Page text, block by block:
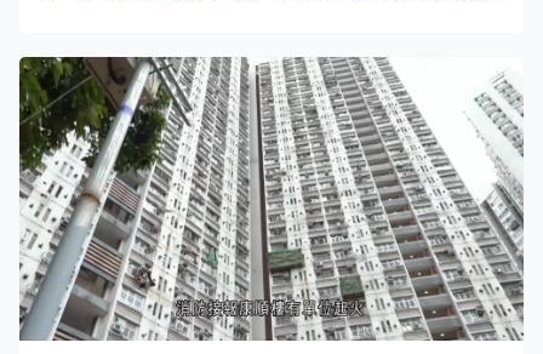
被下令停業。但多地類似的高空項目仍有繼續營運，在河
南洛陽的白雲山景區，有工作人員一直慫恿遊客「勇敢」
嘗試。景區工作人員：「我今天勇敢一次，我們都要有一
顆不破不立、破而後立的決心。是不是朋友們？」在貴州
另一個景區，工作人員更聲稱項目「百分百安全」。景區
工作人員：「屬於高空特種設備，肯定保證100%的安全，
800%好不好。」 根據內地規定，特種設備的生產、銷
售、安裝等都有嚴格標準，但近年才興起的高空鞦韆則未
有納入監管。有生產商透露一套設備成本約50萬元人民
幣，約一個月就能回本，又指即使發生意外都可以賠錢解